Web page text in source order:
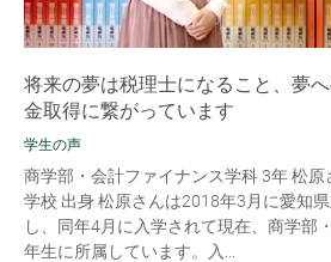
将来の夢は税理士になること、夢
金取得に繋がっています
学生の声
商学部・会計ファイナンス学科 3年 松
学校 出身 松原さんは2018年3月に愛知
し、同年4月に入学されて現在、商学部
年生に所属しています。入...